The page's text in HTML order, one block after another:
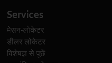
Services
मेसन-लोकेटर
डीलर लोकेटर
विशेषज्ञ से पूछें